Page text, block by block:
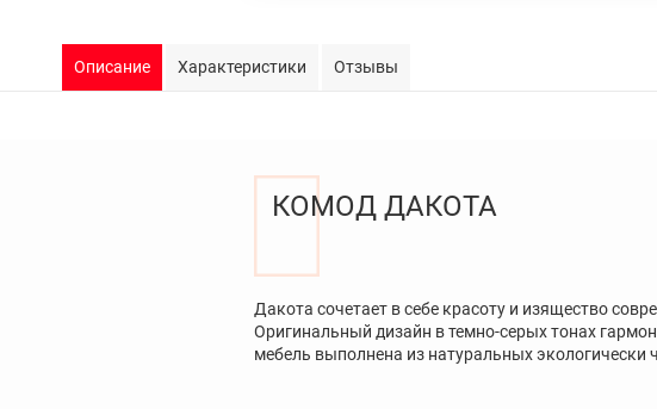
Описание Характеристики Отзывы
КОМОД ДАКОТА
Дакота сочетает в себе красоту и изящество
Оригинальный дизайн в темно-серых тонах
мебель выполнена из натуральных экологически